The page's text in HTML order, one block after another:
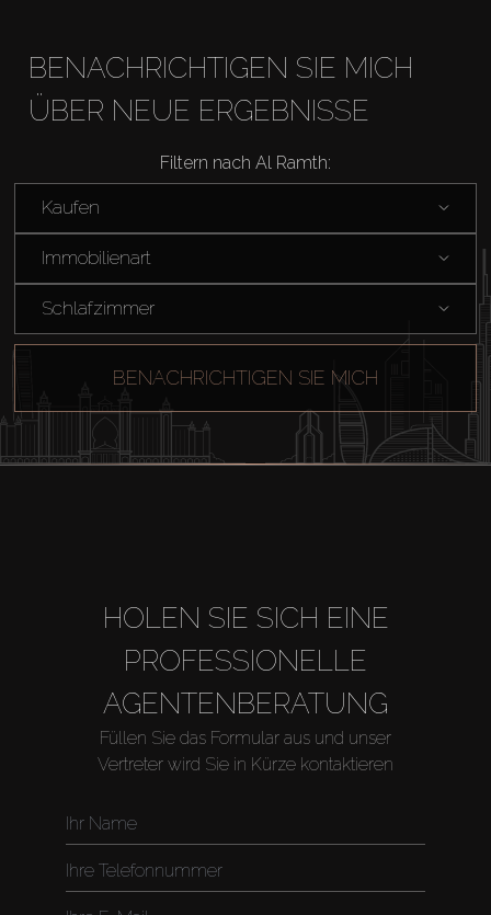
Kaufen
Miete
Verkaufen
Agenten
BENACHRICHTIGEN SIE MICH
ÜBER NEUE ERGEBNISSE
Filtern nach Al Ramth:
Kaufen
Immobilienart
Schlafzimmer
BENACHRICHTIGEN SIE MICH
HOLEN SIE SICH EINE
PROFESSIONELLE
AGENTENBERATUNG
Füllen Sie das Formular aus und unser
Vertreter wird Sie in Kürze kontaktieren